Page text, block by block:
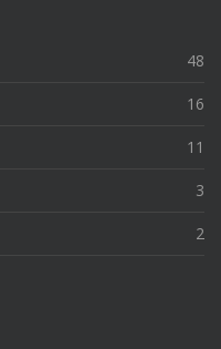
48
16
11
3
2